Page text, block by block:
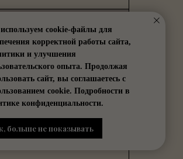
cookie-файлы для
корректной работы сайта,
и улучшения
опыта. Продолжая
сайт, вы соглашаетесь с
cookie. Подробности в
конфиденциальности.
больше не показывать